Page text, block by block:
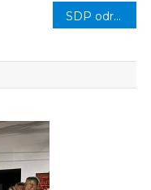
SDP održao veliki predizborni skup u Miljanovcima